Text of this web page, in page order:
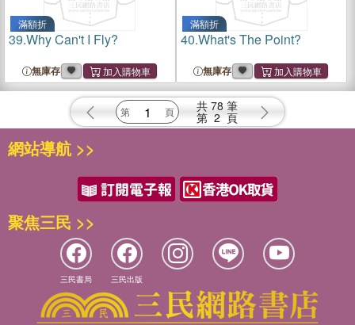
滿額折
39.Why Can't I Fly?
無庫存
滿額折
40.What's The Point?
無庫存
共 78 筆
第 2 頁
網站導航 >>
聚焦三民 >>
三民書局 三民出版